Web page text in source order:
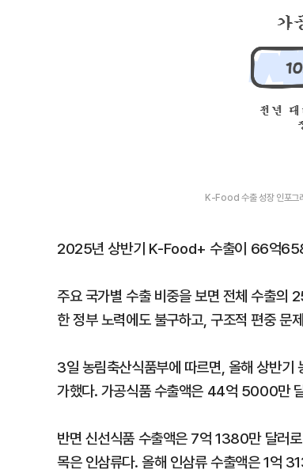
K-Food 수출 성장 인포
2025년 상반기 K-Food+ 수출이 66억
주요 국가별 수출 비중을 보면 전체 수출의
한 정부 노력에도 불구하고, 구조적 편중 문
3일 농림축산식품부에 따르면, 올해 상반
가했다. 가공식품 수출액은 44억 5000만
반면 신선식품 수출액은 7억 1380만 달러
목은 인삼류다. 올해 인삼류 수출액은 1억